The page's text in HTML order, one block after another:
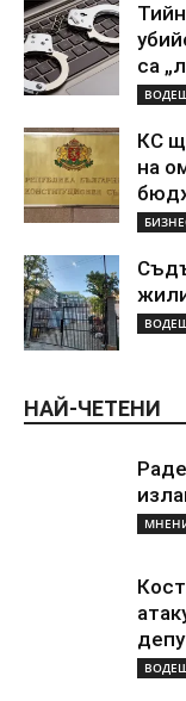
са
КС
на
НАЙ-ЧЕТЕНИ